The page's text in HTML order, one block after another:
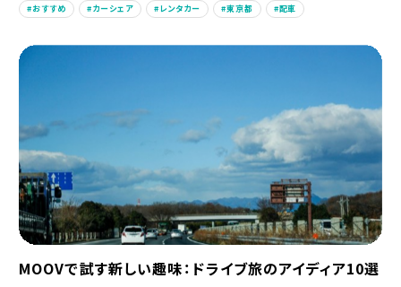
おすすめ カーシェア レンタカー 東京都 配車
MOOVで試す新しい趣味：ドライブ旅のアイディア10選